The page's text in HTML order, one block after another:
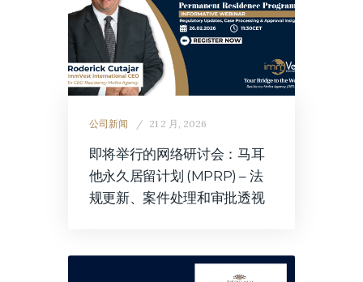
公司新闻 21 2 月, 2026
即将举行的网络研讨会：马耳
他永久居留计划 (MPRP) – 法
规更新、案件处理和审批透视